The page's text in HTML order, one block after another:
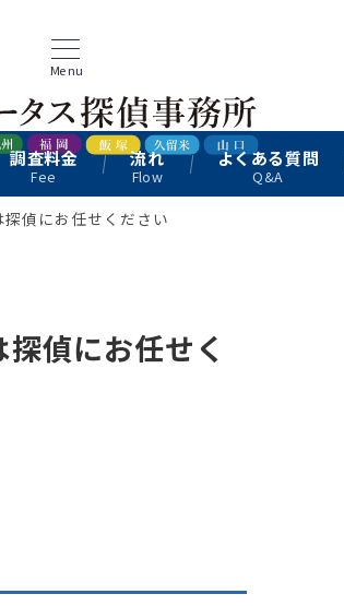
Menu
調査料金
Fee
流れ
Flow
よくある質問
Q&A
偵にお任せください
偵にお任せく